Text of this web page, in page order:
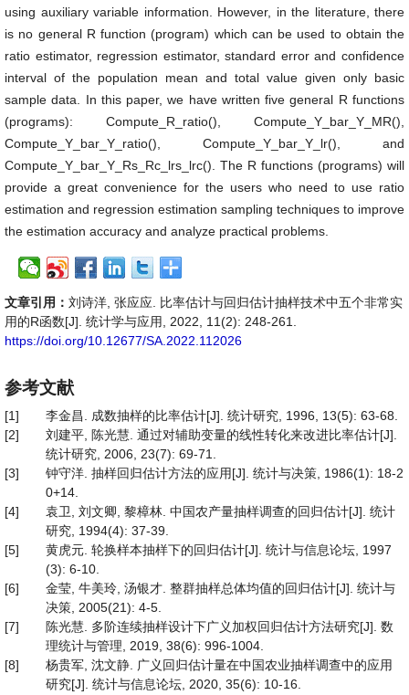
using auxiliary variable information. However, in the literature, there
is no general R function (program) which can be used to obtain the
ratio estimator, regression estimator, standard error and confidence
interval of the population mean and total value given only basic
sample data. In this paper, we have written five general R functions
(programs): Compute_R_ratio(), Compute_Y_bar_Y_MR(),
Compute_Y_bar_Y_ratio(), Compute_Y_bar_Y_lr(), and
Compute_Y_bar_Y_Rs_Rc_lrs_lrc(). The R functions (programs) will
provide a great convenience for the users who need to use ratio
estimation and regression estimation sampling techniques to improve
the estimation accuracy and analyze practical problems.
文章引用： 刘诗洋, 张应应. 比率估计与回归估计抽样技术中五个非常实
用的R函数[J]. 统计学与应用, 2022, 11(2): 248-261.
https://doi.org/10.12677/SA.2022.112026
参考文献
[1]
李金昌. 成数抽样的比率估计[J]. 统计研究, 1996, 13(5): 63-68.
[2]
刘建平, 陈光慧. 通过对辅助变量的线性转化来改进比率估计[J].
统计研究, 2006, 23(7): 69-71.
[3]
钟守洋. 抽样回归估计方法的应用[J]. 统计与决策, 1986(1): 18-2
0+14.
[4]
袁卫, 刘文卿, 黎樟林. 中国农产量抽样调查的回归估计[J]. 统计
研究, 1994(4): 37-39.
[5]
黄虎元. 轮换样本抽样下的回归估计[J]. 统计与信息论坛, 1997
(3): 6-10.
[6]
金莹, 牛美玲, 汤银才. 整群抽样总体均值的回归估计[J]. 统计与
决策, 2005(21): 4-5.
[7]
陈光慧. 多阶连续抽样设计下广义加权回归估计方法研究[J]. 数
理统计与管理, 2019, 38(6): 996-1004.
[8]
杨贵军, 沈文静. 广义回归估计量在中国农业抽样调查中的应用
研究[J]. 统计与信息论坛, 2020, 35(6): 10-16.